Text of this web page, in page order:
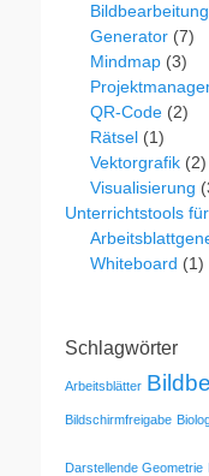
Bildbearbeitung
Generator (7)
Mindmap (3)
QR-Code (2)
Rätsel (1)
Vektorgrafik (2)
Visualisierung
Unterrichtstools für
Whiteboard (1)
Schlagwörter
Arbeitsblätter
Bildschirmfreigabe
Darstellende Geometrie